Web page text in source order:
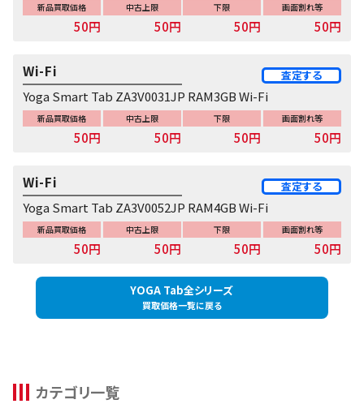
新品買取価格
50円
中古上限
50円
下限
50円
画面割れ等
50円
Yoga Smart Tab ZA3V0031JP RAM3GB Wi-Fi
Wi-Fi 査定する
新品買取価格
50円
中古上限
50円
下限
50円
画面割れ等
50円
Yoga Smart Tab ZA3V0052JP RAM4GB Wi-Fi
Wi-Fi 査定する
新品買取価格
50円
中古上限
50円
下限
50円
画面割れ等
50円
YOGA Tab全シリーズ
買取価格一覧に戻る
カテゴリ一覧